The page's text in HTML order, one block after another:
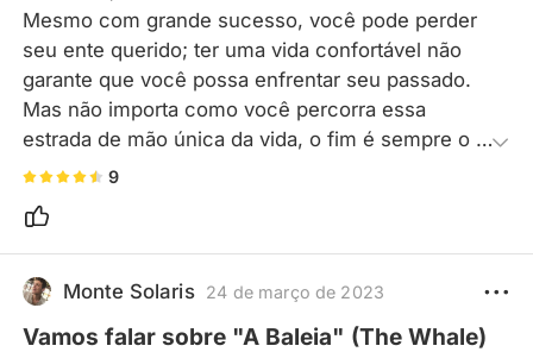
Mesmo com grande sucesso, você pode perder
seu ente querido; ter uma vida confortável não
garante que você possa enfrentar seu passado.
Mas não importa como você percorra essa
estrada de mão única da vida, o fim é sempre o
mesmo: a morte é o futuro. Talvez a única coisa
momentos de conexão genuína com a alma.
9
Monte Solaris 24 de março de 2023
Vamos falar sobre "A Baleia" (The Whale)